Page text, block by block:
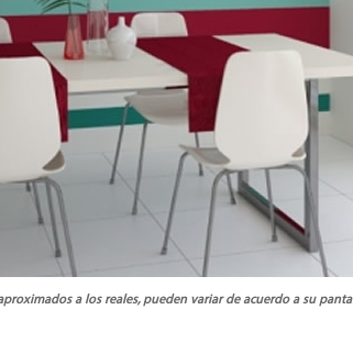
a los reales, pueden variar de acuerdo a su